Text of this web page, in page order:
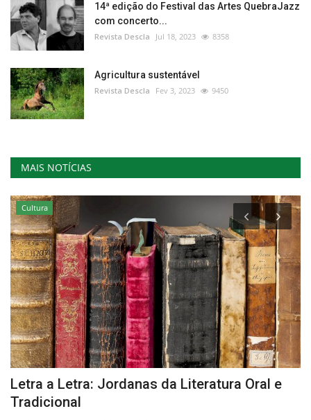
14ª edição do Festival das Artes QuebraJazz
com concerto...
Revista Descla Jul 18, 2023 8358
Agricultura sustentável
Revista Descla Fev 3, 2023 9450
MAIS NOTÍCIAS
Cultura
Letra a Letra: Jordanas da Literatura Oral e
Tradicional